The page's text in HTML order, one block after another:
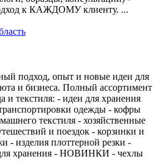
к КАЖДОМУ клиенту. ...
подход, опыт и новые идеи для
и бизнеса. Полный ассортимент
и текстиля: - идеи для хранения
одежды - кофры
текстиля - хозяйственные
и поездок - корзинки и
- изделия плоттерной резки -
хранения - НОВИНКИ - чехлы